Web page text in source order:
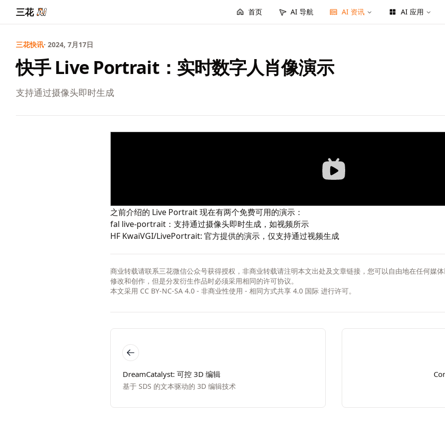
三花 首页 AI 导航 AI 资讯 AI 应用
三花快讯· 2024, 7月17日
快手 Live Portrait：实时数字人肖像演示
支持通过摄像头即时生成
之前介绍的 Live Portrait现在有两个免费可用的演示：
fal live-portrait：支持通过摄像头即时生成，如视频所示
HF KwaiVGI/LivePortrait: 官方提供的演示，仅支持通过视频生成
商业转载请联系三花微信公众号获得授权，非商业转载请注明本文出处及文章链接，您可以自由地在任何媒
修改和创作，但是分发衍生作品时必须采用相同的许可协议。
本文采用 CC BY-NC-SA 4.0 - 非商业性使用 - 相同方式共享 4.0 国际进行许可。
DreamCatalyst: 可控 3D 编辑
基于 SDS 的文本驱动的 3D 编辑技术